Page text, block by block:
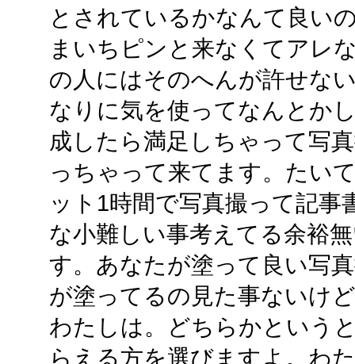
とされているかなんて良い
まいちピンと来なくてアレ
の人にはそのへんが許せな
なりに気を使ってなんとか
成したら満足しちゃって写
っちゃって来てます。たい
ット1時間で写真撮って記
な小難しい事考えてる余裕
す。あなたが塗って良い写
が塗ってるの見た事ないけ
わたしは。どちらかという
らえる方を選びますよ。わ